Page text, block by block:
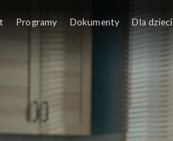
Programy Dokumenty Dla dzieci